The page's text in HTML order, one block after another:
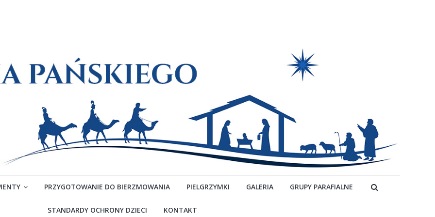
PRZYGOTOWANIE DO BIERZMOWANIA PIELGRZYMKI GALERIA GRUPY PARAFIALNE
STANDARDY OCHRONY DZIECI KONTAKT